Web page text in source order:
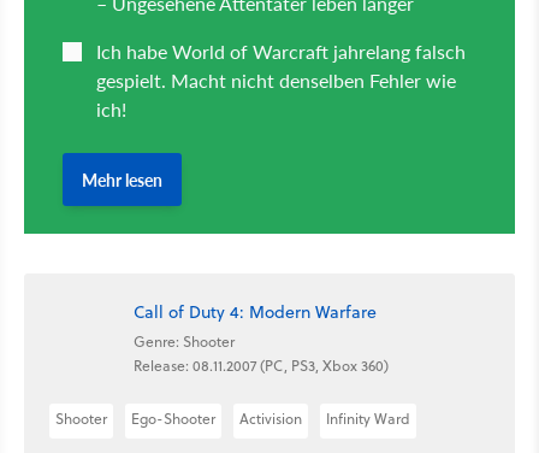
Call of Duty 4: Modern Warfare
Genre: Shooter
Release: 08.11.2007 (PC, PS3, Xbox 360)
Shooter Ego-Shooter Activision Infinity Ward